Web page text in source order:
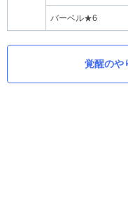
バーベル★6
覚醒のや